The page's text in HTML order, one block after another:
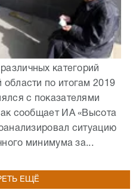
категорий
по итогам 2019
с показателями
сообщает ИА «Высота
ситуацию
минимума за...
ЕЩЁ